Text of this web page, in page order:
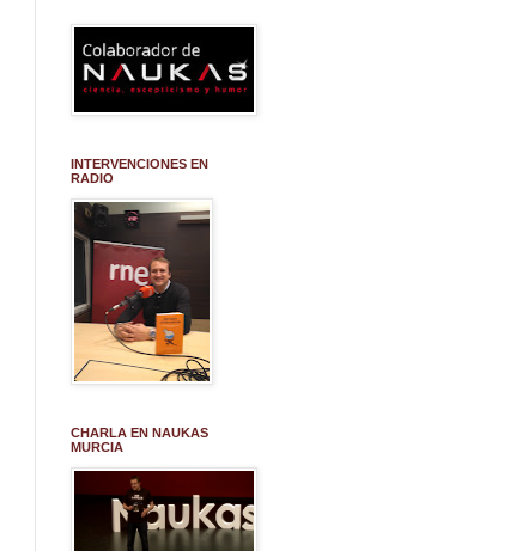
INTERVENCIONES EN
RADIO
CHARLA EN NAUKAS
MURCIA